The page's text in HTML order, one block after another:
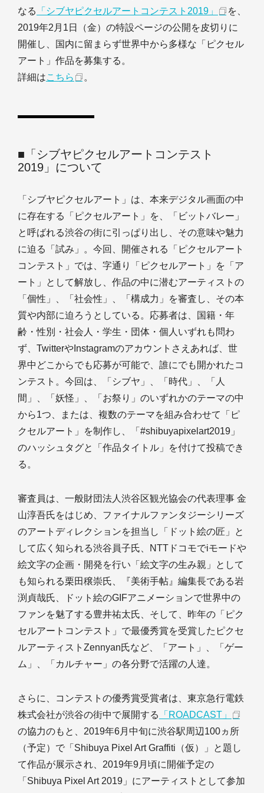
なる
「シブヤピクセルアートコンテスト2019」
を、
2019年2月1日（金）の特設ページの公開を皮切りに
開催し、国内に留まらず世界中から多様な「ピクセル
アート」作品を募集する。
詳細はこちら 。
■「シブヤピクセルアートコンテスト
2019」について
「シブヤピクセルアート」は、本来デジタル画面の中
に存在する「ピクセルアート」を、「ビットバレー」
と呼ばれる渋谷の街に引っぱり出し、その意味や魅力
に迫る「試み」。今回、開催される「ピクセルアート
コンテスト」では、字通り「ピクセルアート」を「ア
ート」として解放し、作品の中に潜むアーティストの
「個性」、「社会性」、「構成力」を審査し、その本
質や内部に迫ろうとしている。応募者は、国籍・年
齢・性別・社会人・学生・団体・個人いずれも問わ
ず、TwitterやInstagramのアカウントさえあれば、世
界中どこからでも応募が可能で、誰にでも開かれたコ
ンテスト。今回は、「シブヤ」、「時代」、「人
間」、「妖怪」、「お祭り」のいずれかのテーマの中
から1つ、または、複数のテーマを組み合わせて「ピ
クセルアート」を制作し、「#shibuyapixelart2019」
のハッシュタグと「作品タイトル」を付けて投稿でき
る。
審査員は、一般財団法人渋谷区観光協会の代表理事 金
山淳吾氏をはじめ、ファイナルファンタジーシリーズ
のアートディレクションを担当し「ドット絵の匠」と
して広く知られる渋谷員子氏、NTTドコモでiモードや
絵文字の企画・開発を行い「絵文字の生み親」として
も知られる栗田穣崇氏、『美術手帖』編集長である岩
渕貞哉氏、ドット絵のGIFアニメーションで世界中の
ファンを魅了する豊井祐太氏、そして、昨年の「ピク
セルアートコンテスト」で最優秀賞を受賞したピクセ
ルアーティストZennyan氏など、「アート」、「ゲー
ム」、「カルチャー」の各分野で活躍の人達。
さらに、コンテストの優秀賞受賞者は、東京急行電鉄
株式会社が渋谷の街中で展開する
「ROADCAST」
の協力のもと、2019年6月中旬に渋谷駅周辺100ヵ所
（予定）で「Shibuya Pixel Art Graffiti（仮）」と題し
て作品が展示され、2019年9月頃に開催予定の
「Shibuya Pixel Art 2019」にアーティストとして参加